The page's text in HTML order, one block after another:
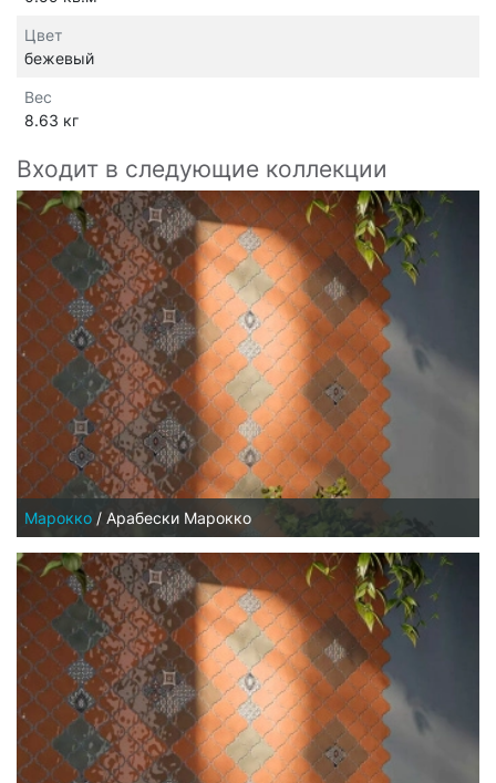
Цвет
бежевый
Вес
8.63 кг
Входит в следующие коллекции
Марокко / Арабески Марокко